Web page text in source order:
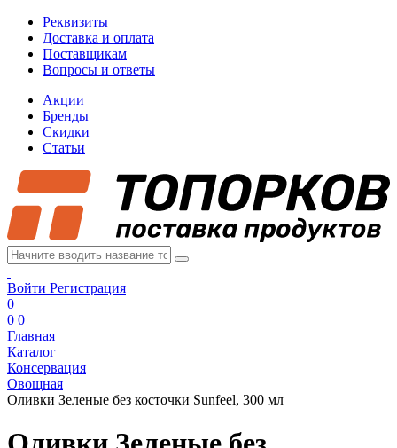
Реквизиты
Доставка и оплата
Поставщикам
Вопросы и ответы
Акции
Бренды
Скидки
Статьи
Войти Регистрация
0
0 0
Главная
Каталог
Консервация
Овощная
Оливки Зеленые без косточки Sunfeel, 300 мл